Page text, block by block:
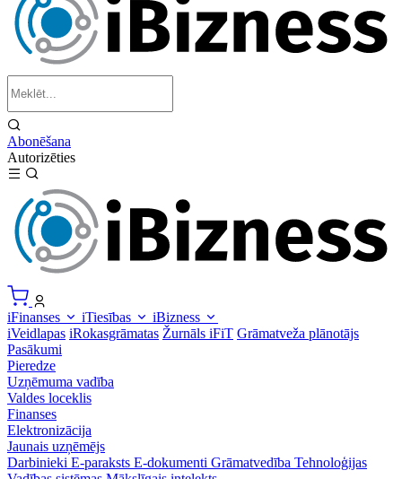
Abonēšana
Autorizēties
iFinanses iTiesības
iBizness
iVeidlapas iRokasgrāmatas Žurnāls iFiT Grāmatveža plānotājs
Pasākumi
Pieredze
Uzņēmuma vadība
Valdes loceklis
Finanses
Elektronizācija
Jaunais uzņēmējs
Darbinieki E-paraksts E-dokumenti Grāmatvedība Tehnoloģijas